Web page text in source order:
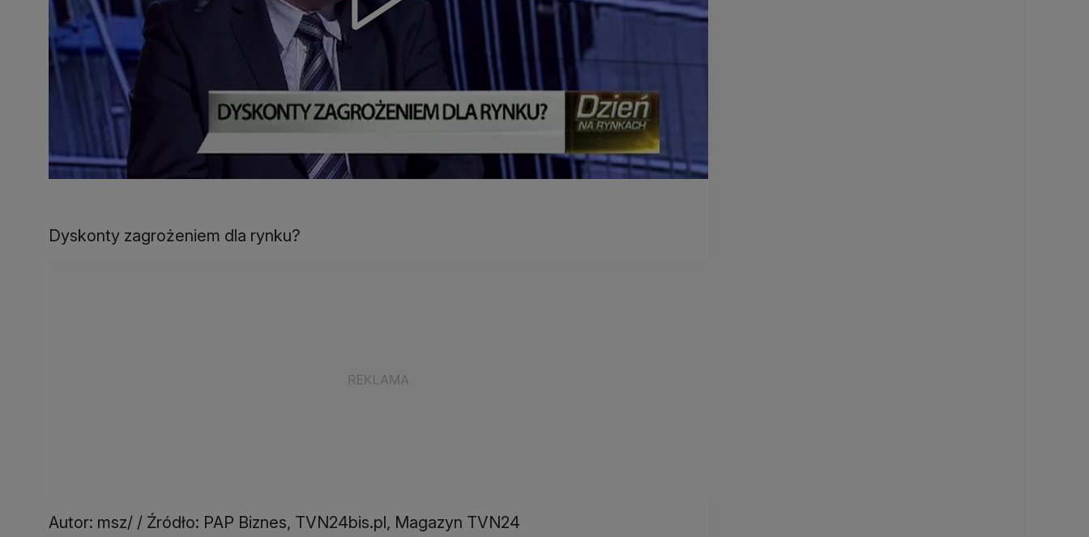
Dyskonty zagrożeniem dla rynku?
Autor: msz/ / Źródło: PAP Biznes, TVN24bis.pl, Magazyn TVN24